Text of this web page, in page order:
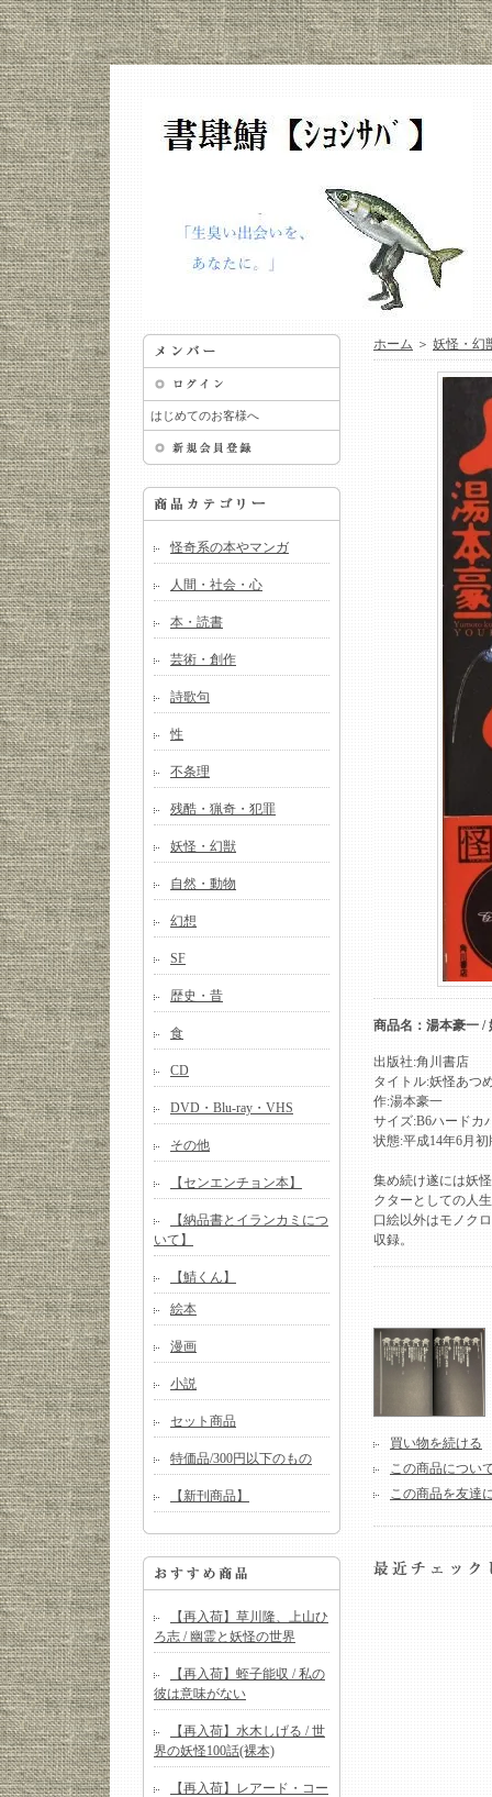
はじめてのお客様へ
怪奇系の本やマンガ
人間・社会・心
本・読書
芸術・創作
詩歌句
性
不条理
残酷・猟奇・犯罪
妖怪・幻獣
自然・動物
幻想
SF
歴史・昔
食
CD
DVD・Blu-ray・VHS
その他
【センエンチョン本】
【納品書とイランカミにつ
いて】
【鯖くん】
絵本
漫画
小説
セット商品
特価品/300円以下のもの
【新刊商品】
【再入荷】草川隆、上山ひ
ろ志 / 幽霊と妖怪の世界
【再入荷】蛭子能収 / 私の
彼は意味がない
【再入荷】水木しげる / 世
界の妖怪100話(裸本)
【再入荷】レアード・コー
ホーム ＞ 妖怪・幻
商品名：湯本豪一 /
出版社:角川書店
タイトル:妖怪あつ
作:湯本豪一
サイズ:B6ハードカ
状態:平成14年6月
集め続け遂には妖
クターとしての人
口絵以外はモノク
収録。
買い物を続ける
この商品につい
この商品を友達